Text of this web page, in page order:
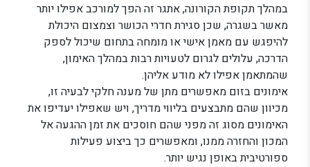
במהלך תקופת הקורונה, אתגר זה הפך למורכב אפילו יותר
מאשר בשגרה, שכן סגירת חדרי הכושר וצמצום היכולת
להיפגש עם מאמן אישי או מומחה בתחום שיכול לספק
הדרכה, עלולים לגרום לטעויות רבות במהלך האימון,
שהמתאמן אפילו לא מודע אליהן.
אימונים בזום מאפשרים מתן של מענה חלקי לבעיה זו,
מכיוון שהם מתבצעים בליווי מדריך, ויש שאפילו יעדיפו את
האימונים מסוג זה מפני שהם חוסכים את זמן ההגעה אל
המכון והחזרה ממנו, ומאפשרים כך ביצוע פעילות
ספורטיבית באופן נגיש יותר.